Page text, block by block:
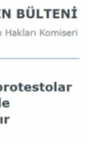
Gizlilik
İlkeleri